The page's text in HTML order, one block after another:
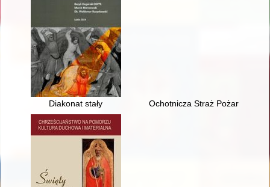
Diakonat stały Ochotnicza Straż Pożarna w